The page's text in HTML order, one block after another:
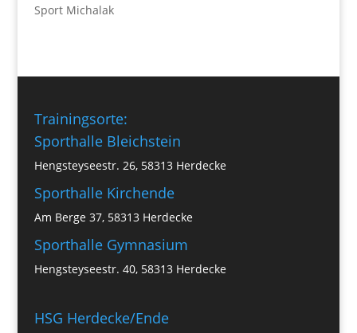
Sport Michalak
Trainingsorte:
Sporthalle Bleichstein
Hengsteyseestr. 26, 58313 Herdecke
Sporthalle Kirchende
Am Berge 37, 58313 Herdecke
Sporthalle Gymnasium
Hengsteyseestr. 40, 58313 Herdecke
HSG Herdecke/Ende